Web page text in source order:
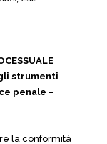
strumenti
penale –
la conformità